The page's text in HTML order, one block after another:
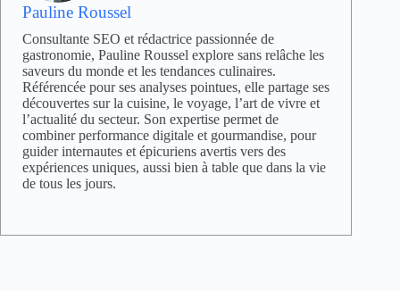
Pauline Roussel
Consultante SEO et rédactrice passionnée de
gastronomie, Pauline Roussel explore sans relâche les
saveurs du monde et les tendances culinaires.
Référencée pour ses analyses pointues, elle partage ses
découvertes sur la cuisine, le voyage, l’art de vivre et
l’actualité du secteur. Son expertise permet de
combiner performance digitale et gourmandise, pour
guider internautes et épicuriens avertis vers des
expériences uniques, aussi bien à table que dans la vie
de tous les jours.